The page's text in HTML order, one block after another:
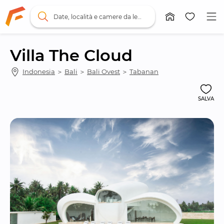
Villa The Cloud
Indonesia ＞ Bali ＞ Bali Ovest ＞ Tabanan
SALVA